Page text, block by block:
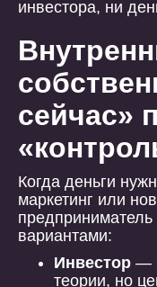
инвестора, ни
сейчас»
Когда деньги
маркетинг или
вариантами:
Инвестор —
теории, но